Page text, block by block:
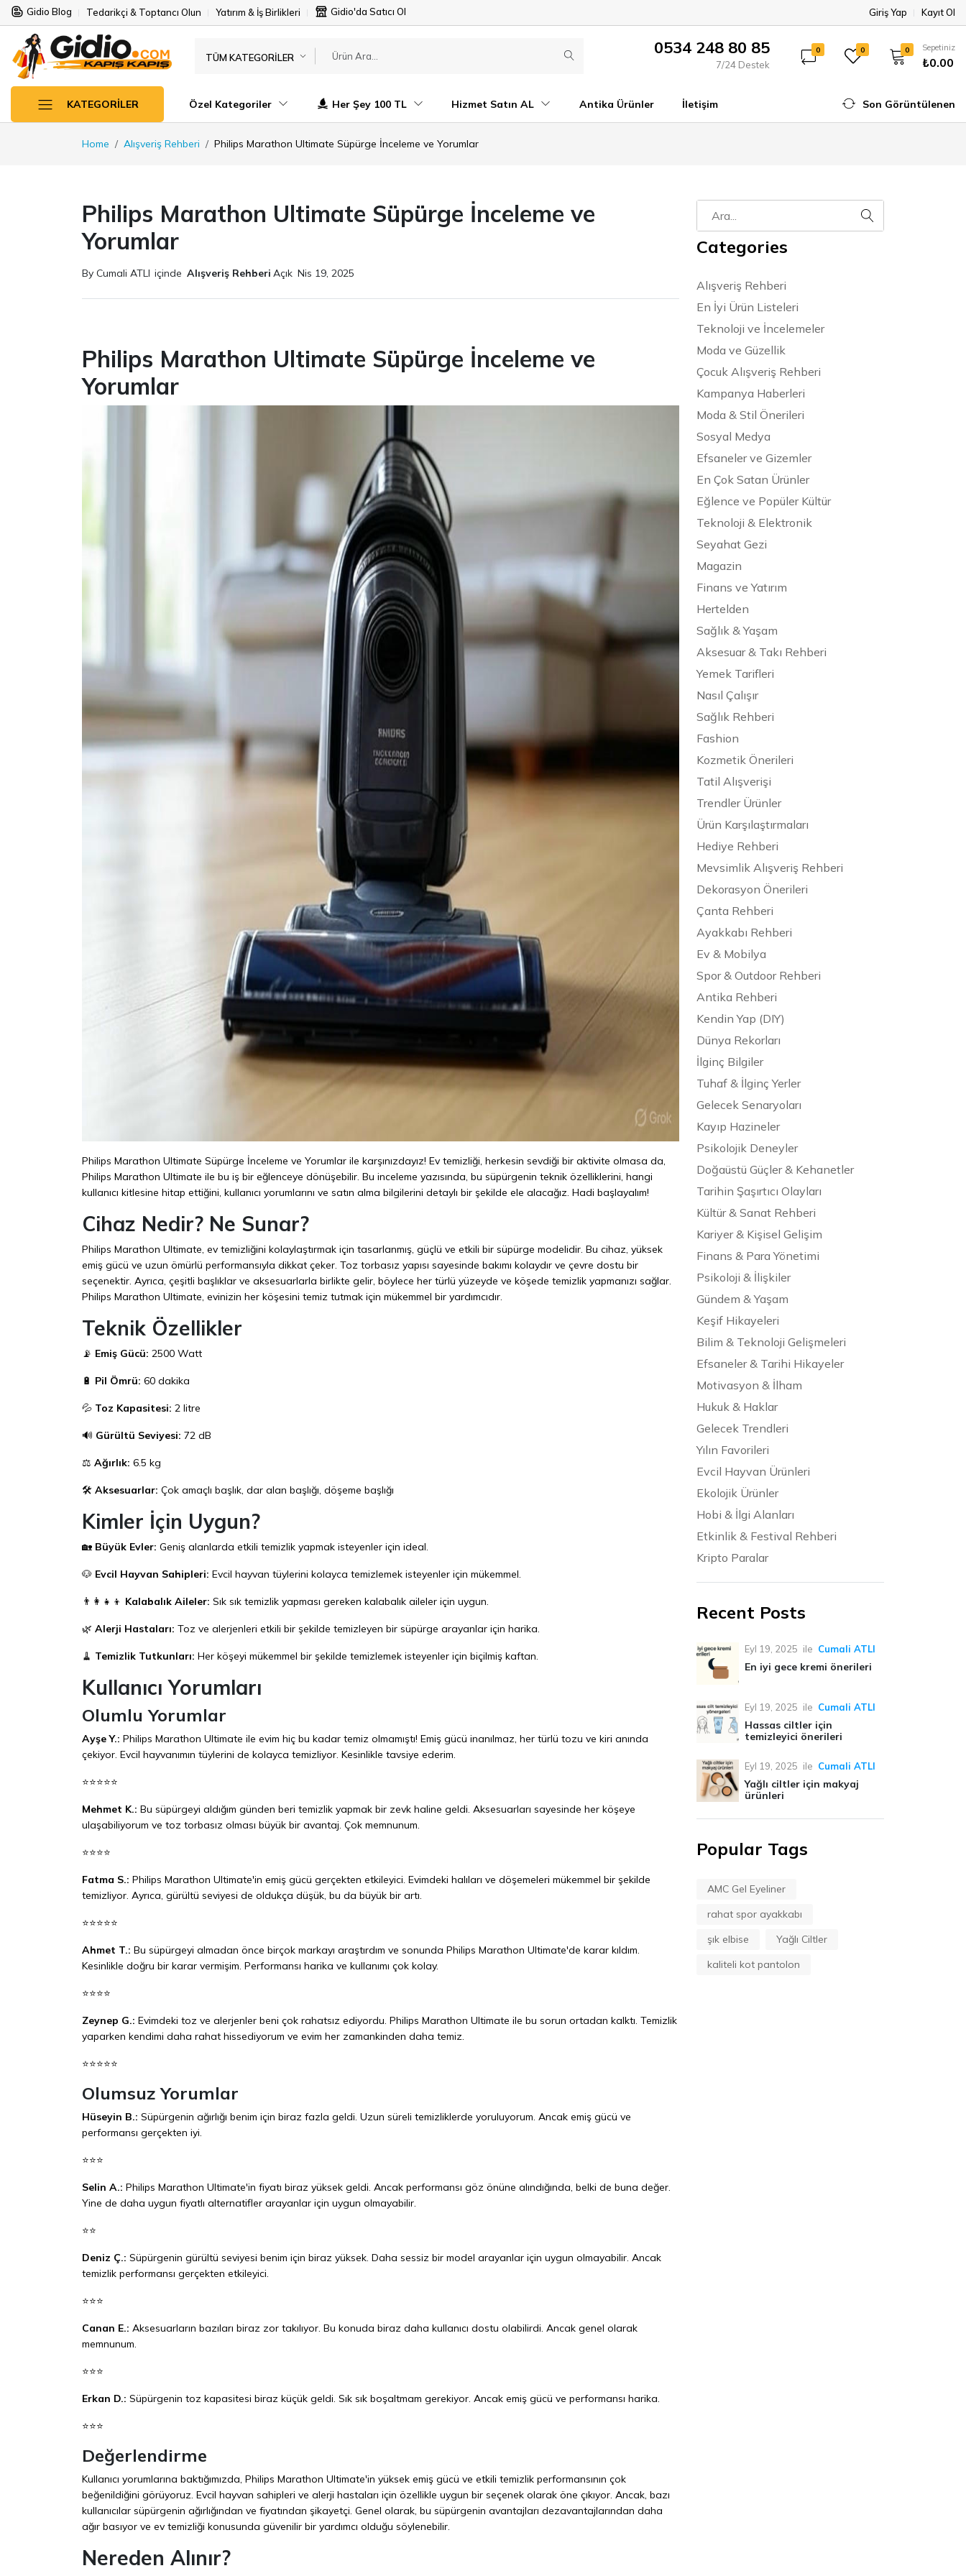
Gidio Blog Tedarikçi & Toptancı Olun Yatırım & İş Birlikleri Gidio'da Satıcı Ol Giriş Yap Kayıt Ol
TÜM KATEGORILER 0534 248 80 85
7/24 Destek
0 0 0 Sepetiniz
₺0.00
KATEGORILER Özel Kategoriler Her Şey 100 TL Hizmet Satın AL Antika Ürünler İletişim Son Görüntülenen
Home Alışveriş Rehberi Philips Marathon Ultimate Süpürge İnceleme ve Yorumlar
Philips Marathon Ultimate Süpürge İnceleme ve
Yorumlar
By Cumali ATLI içinde Alışveriş Rehberi Açık Nis 19, 2025
Philips Marathon Ultimate Süpürge İnceleme ve
Yorumlar
Philips Marathon Ultimate Süpürge İnceleme ve Yorumlar ile karşınızdayız! Ev temizliği, herkesin sevdiği bir aktivite olmasa da,
Philips Marathon Ultimate ile bu iş bir eğlenceye dönüşebilir. Bu inceleme yazısında, bu süpürgenin teknik özelliklerini, hangi
kullanıcı kitlesine hitap ettiğini, kullanıcı yorumlarını ve satın alma bilgilerini detaylı bir şekilde ele alacağız. Hadi başlayalım!
Cihaz Nedir? Ne Sunar?
Philips Marathon Ultimate, ev temizliğini kolaylaştırmak için tasarlanmış, güçlü ve etkili bir süpürge modelidir. Bu cihaz, yüksek
emiş gücü ve uzun ömürlü performansıyla dikkat çeker. Toz torbasız yapısı sayesinde bakımı kolaydır ve çevre dostu bir
seçenektir. Ayrıca, çeşitli başlıklar ve aksesuarlarla birlikte gelir, böylece her türlü yüzeyde ve köşede temizlik yapmanızı sağlar.
Philips Marathon Ultimate, evinizin her köşesini temiz tutmak için mükemmel bir yardımcıdır.
Teknik Özellikler
📡 Emiş Gücü: 2500 Watt
🔋 Pil Ömrü: 60 dakika
💦 Toz Kapasitesi: 2 litre
🔊 Gürültü Seviyesi: 72 dB
⚖️ Ağırlık: 6.5 kg
🛠️ Aksesuarlar: Çok amaçlı başlık, dar alan başlığı, döşeme başlığı
Kimler İçin Uygun?
🏡 Büyük Evler: Geniş alanlarda etkili temizlik yapmak isteyenler için ideal.
🐶 Evcil Hayvan Sahipleri: Evcil hayvan tüylerini kolayca temizlemek isteyenler için mükemmel.
👨‍👩‍👧‍👦 Kalabalık Aileler: Sık sık temizlik yapması gereken kalabalık aileler için uygun.
🌿 Alerji Hastaları: Toz ve alerjenleri etkili bir şekilde temizleyen bir süpürge arayanlar için harika.
🧹 Temizlik Tutkunları: Her köşeyi mükemmel bir şekilde temizlemek isteyenler için biçilmiş kaftan.
Kullanıcı Yorumları
Olumlu Yorumlar
Ayşe Y.: Philips Marathon Ultimate ile evim hiç bu kadar temiz olmamıştı! Emiş gücü inanılmaz, her türlü tozu ve kiri anında
çekiyor. Evcil hayvanımın tüylerini de kolayca temizliyor. Kesinlikle tavsiye ederim.
⭐⭐⭐⭐⭐
Mehmet K.: Bu süpürgeyi aldığım günden beri temizlik yapmak bir zevk haline geldi. Aksesuarları sayesinde her köşeye
ulaşabiliyorum ve toz torbasız olması büyük bir avantaj. Çok memnunum.
⭐⭐⭐⭐
Fatma S.: Philips Marathon Ultimate'in emiş gücü gerçekten etkileyici. Evimdeki halıları ve döşemeleri mükemmel bir şekilde
temizliyor. Ayrıca, gürültü seviyesi de oldukça düşük, bu da büyük bir artı.
⭐⭐⭐⭐⭐
Ahmet T.: Bu süpürgeyi almadan önce birçok markayı araştırdım ve sonunda Philips Marathon Ultimate'de karar kıldım.
Kesinlikle doğru bir karar vermişim. Performansı harika ve kullanımı çok kolay.
⭐⭐⭐⭐
Zeynep G.: Evimdeki toz ve alerjenler beni çok rahatsız ediyordu. Philips Marathon Ultimate ile bu sorun ortadan kalktı. Temizlik
yaparken kendimi daha rahat hissediyorum ve evim her zamankinden daha temiz.
⭐⭐⭐⭐⭐
Olumsuz Yorumlar
Hüseyin B.: Süpürgenin ağırlığı benim için biraz fazla geldi. Uzun süreli temizliklerde yoruluyorum. Ancak emiş gücü ve
performansı gerçekten iyi.
⭐⭐⭐
Selin A.: Philips Marathon Ultimate'in fiyatı biraz yüksek geldi. Ancak performansı göz önüne alındığında, belki de buna değer.
Yine de daha uygun fiyatlı alternatifler arayanlar için uygun olmayabilir.
⭐⭐
Deniz Ç.: Süpürgenin gürültü seviyesi benim için biraz yüksek. Daha sessiz bir model arayanlar için uygun olmayabilir. Ancak
temizlik performansı gerçekten etkileyici.
⭐⭐⭐
Canan E.: Aksesuarların bazıları biraz zor takılıyor. Bu konuda biraz daha kullanıcı dostu olabilirdi. Ancak genel olarak
memnunum.
⭐⭐⭐
Erkan D.: Süpürgenin toz kapasitesi biraz küçük geldi. Sık sık boşaltmam gerekiyor. Ancak emiş gücü ve performansı harika.
⭐⭐⭐
Değerlendirme
Kullanıcı yorumlarına baktığımızda, Philips Marathon Ultimate'in yüksek emiş gücü ve etkili temizlik performansının çok
beğenildiğini görüyoruz. Evcil hayvan sahipleri ve alerji hastaları için özellikle uygun bir seçenek olarak öne çıkıyor. Ancak, bazı
kullanıcılar süpürgenin ağırlığından ve fiyatından şikayetçi. Genel olarak, bu süpürgenin avantajları dezavantajlarından daha
ağır basıyor ve ev temizliği konusunda güvenilir bir yardımcı olduğu söylenebilir.
Nereden Alınır?
Categories
Alışveriş Rehberi
En İyi Ürün Listeleri
Teknoloji ve İncelemeler
Moda ve Güzellik
Çocuk Alışveriş Rehberi
Kampanya Haberleri
Moda & Stil Önerileri
Sosyal Medya
Efsaneler ve Gizemler
En Çok Satan Ürünler
Eğlence ve Popüler Kültür
Teknoloji & Elektronik
Seyahat Gezi
Magazin
Finans ve Yatırım
Hertelden
Sağlık & Yaşam
Aksesuar & Takı Rehberi
Yemek Tarifleri
Nasıl Çalışır
Sağlık Rehberi
Fashion
Kozmetik Önerileri
Tatil Alışverişi
Trendler Ürünler
Ürün Karşılaştırmaları
Hediye Rehberi
Mevsimlik Alışveriş Rehberi
Dekorasyon Önerileri
Çanta Rehberi
Ayakkabı Rehberi
Ev & Mobilya
Spor & Outdoor Rehberi
Antika Rehberi
Kendin Yap (DIY)
Dünya Rekorları
İlginç Bilgiler
Tuhaf & İlginç Yerler
Gelecek Senaryoları
Kayıp Hazineler
Psikolojik Deneyler
Doğaüstü Güçler & Kehanetler
Tarihin Şaşırtıcı Olayları
Kültür & Sanat Rehberi
Kariyer & Kişisel Gelişim
Finans & Para Yönetimi
Psikoloji & İlişkiler
Gündem & Yaşam
Keşif Hikayeleri
Bilim & Teknoloji Gelişmeleri
Efsaneler & Tarihi Hikayeler
Motivasyon & İlham
Hukuk & Haklar
Gelecek Trendleri
Yılın Favorileri
Evcil Hayvan Ürünleri
Ekolojik Ürünler
Hobi & İlgi Alanları
Etkinlik & Festival Rehberi
Kripto Paralar
Recent Posts
Eyl 19, 2025 ile Cumali ATLI
En iyi gece kremi önerileri
Eyl 19, 2025 ile Cumali ATLI
Hassas ciltler için
temizleyici önerileri
Eyl 19, 2025 ile Cumali ATLI
Yağlı ciltler için makyaj
ürünleri
Popular Tags
AMC Gel Eyeliner
rahat spor ayakkabı
şık elbise
Yağlı Ciltler
kaliteli kot pantolon